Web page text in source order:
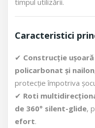
timpul utilizării.
Caracteristici
✔ Construcție
policarbonat și nailon
protecție împotriva
✔ Roti
de 360° silent-glide,
efort.